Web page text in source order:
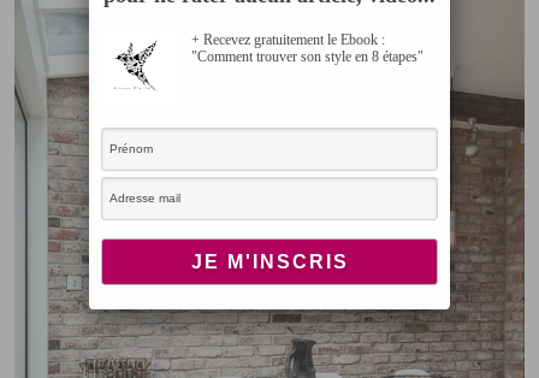
+ Recevez gratuitement le Ebook :
"Comment trouver son style en 8 étapes"